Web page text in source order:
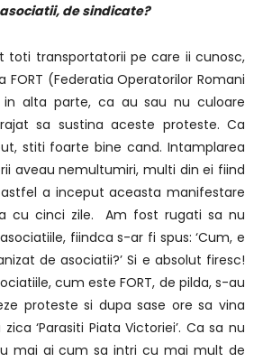
de sindicate?
toti transportatorii pe care ii cunosc,
(Federatia Operatorilor Romani
in alta parte, ca au sau nu culoare
sa sustina aceste proteste. Ca
stiti foarte bine cand. Intamplarea
aveau nemultumiri, multi din ei fiind
a inceput aceasta manifestare
cu cinci zile. Am fost rugati sa nu
fiindca s-ar fi spus: ‘Cum, e
de asociatii?’ Si e absolut firesc!
cum este FORT, de pilda, s-au
proteste si dupa sase ore sa vina
‘Parasiti Piata Victoriei’. Ca sa nu
mai ai cum sa intri cu mai mult de